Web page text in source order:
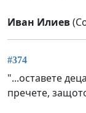
Иван Илиев
#374
"...оставете
пречете,